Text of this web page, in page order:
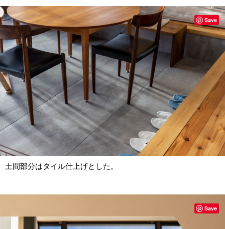
土間部分はタイル仕上げとした。
Save
Save